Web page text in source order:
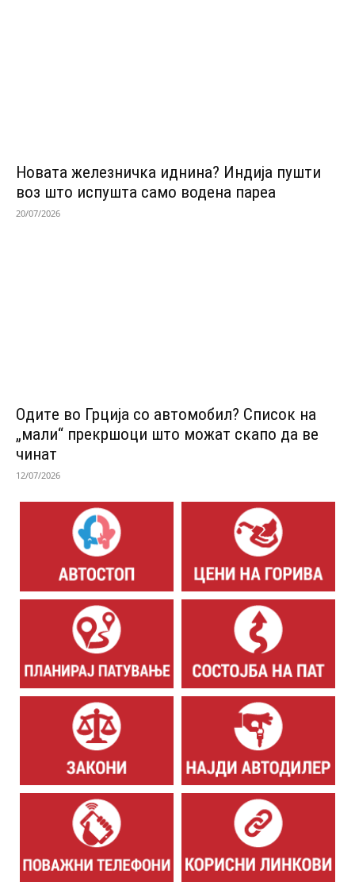
Новата железничка иднина? Индија пушти
воз што испушта само водена пареа
20/07/2026
Одитe во Грција со автомобил? Список на
„мали“ прекршоци што можат скапо да ве
чинат
12/07/2026